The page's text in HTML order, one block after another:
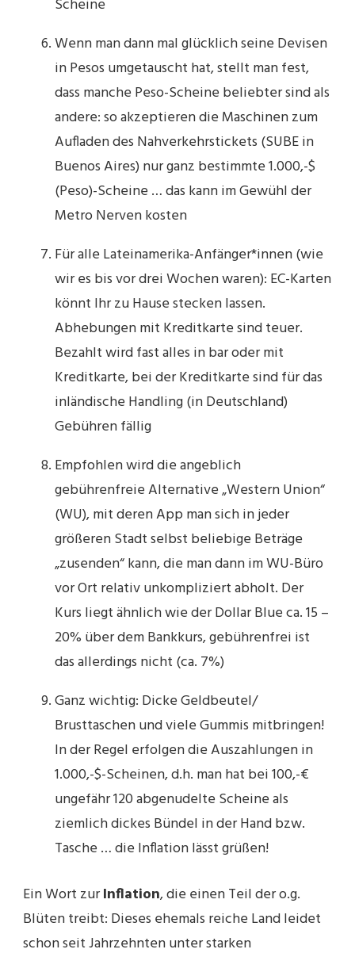
Scheine
Wenn man dann mal glücklich seine Devisen
in Pesos umgetauscht hat, stellt man fest,
dass manche Peso-Scheine beliebter sind als
andere: so akzeptieren die Maschinen zum
Aufladen des Nahverkehrstickets (SUBE in
Buenos Aires) nur ganz bestimmte 1.000,-$
(Peso)-Scheine … das kann im Gewühl der
Metro Nerven kosten
Für alle Lateinamerika-Anfänger*innen (wie
wir es bis vor drei Wochen waren): EC-Karten
könnt Ihr zu Hause stecken lassen.
Abhebungen mit Kreditkarte sind teuer.
Bezahlt wird fast alles in bar oder mit
Kreditkarte, bei der Kreditkarte sind für das
inländische Handling (in Deutschland)
Gebühren fällig
Empfohlen wird die angeblich
gebührenfreie Alternative „Western Union“
(WU), mit deren App man sich in jeder
größeren Stadt selbst beliebige Beträge
„zusenden“ kann, die man dann im WU-Büro
vor Ort relativ unkompliziert abholt. Der
Kurs liegt ähnlich wie der Dollar Blue ca. 15 –
20% über dem Bankkurs, gebührenfrei ist
das allerdings nicht (ca. 7%)
Ganz wichtig: Dicke Geldbeutel/
Brusttaschen und viele Gummis mitbringen!
In der Regel erfolgen die Auszahlungen in
1.000,-$-Scheinen, d.h. man hat bei 100,-€
ungefähr 120 abgenudelte Scheine als
ziemlich dickes Bündel in der Hand bzw.
Tasche … die Inflation lässt grüßen!
Ein Wort zurInflation, die einen Teil der o.g.
Blüten treibt: Dieses ehemals reiche Land leidet
schon seit Jahrzehnten unter starken